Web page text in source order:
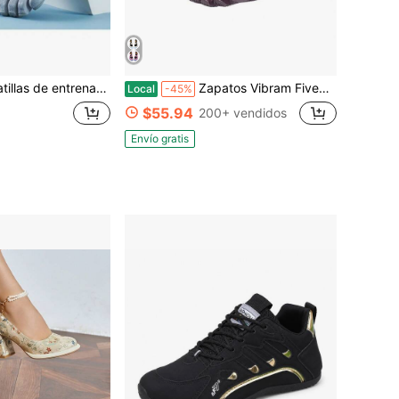
dedos para mujer de alta gama, calzado de danza, pilates y yoga con separación de dedos, suela suave para interiores Local -45% Zapatos Vibram FiveFingers V-Soul Mary Jane para mujer, zapatos descalzos minimalistas antideslizantes de cinco dedos, zapatillas planas para yoga, pilates, danza y entrenamiento en interiores
$55.94 200+ vendidos
Envío gratis